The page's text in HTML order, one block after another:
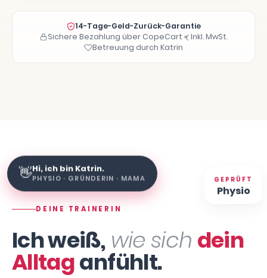
14-Tage-Geld-Zurück-Garantie
Sichere Bezahlung über CopeCart
Inkl. MwSt.
Betreuung durch Katrin
👋Hi, ich bin Katrin.
PHYSIO · GRÜNDERIN · MAMA GEPRÜFT
Physio
DEINE TRAINERIN
Ich weiß, wie sich dein
Alltaganfühlt.